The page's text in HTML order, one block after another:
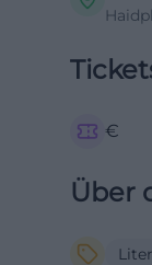
€
Über